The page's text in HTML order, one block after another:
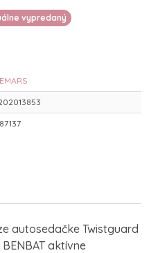
vypredaný
autosedačke Twistguard
aktívne